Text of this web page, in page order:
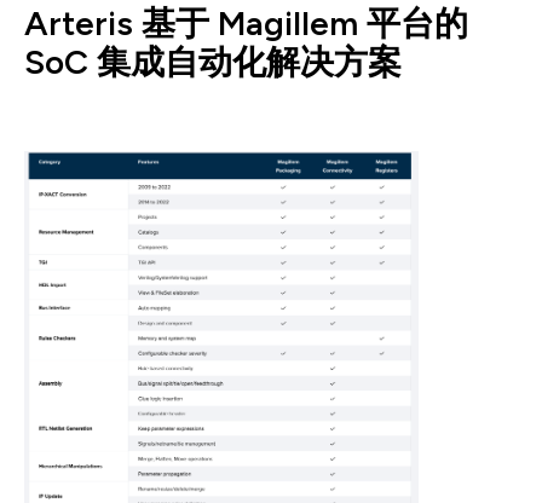
Arteris 基于 Magillem 平台的
SoC 集成自动化解决方案